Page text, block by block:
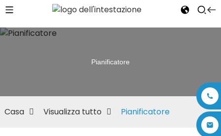
Pianificatore
Casa Visualizza tutto Pianificatore